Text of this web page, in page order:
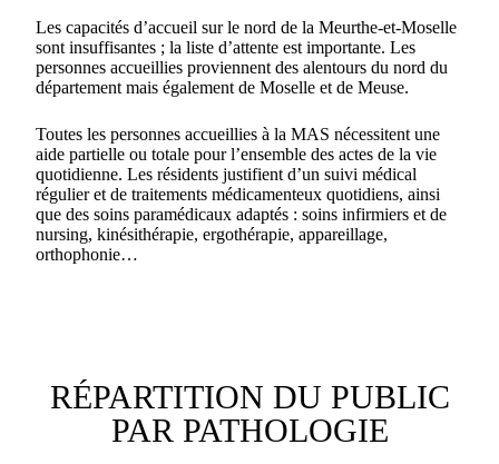
Les capacités d’accueil sur le nord de la Meurthe-et-Moselle
sont insuffisantes ; la liste d’attente est importante. Les
personnes accueillies proviennent des alentours du nord du
département mais également de Moselle et de Meuse.
Toutes les personnes accueillies à la MAS nécessitent une
aide partielle ou totale pour l’ensemble des actes de la vie
quotidienne. Les résidents justifient d’un suivi médical
régulier et de traitements médicamenteux quotidiens, ainsi
que des soins paramédicaux adaptés : soins infirmiers et de
nursing, kinésithérapie, ergothérapie, appareillage,
orthophonie…
RÉPARTITION DU PUBLIC
PAR PATHOLOGIE